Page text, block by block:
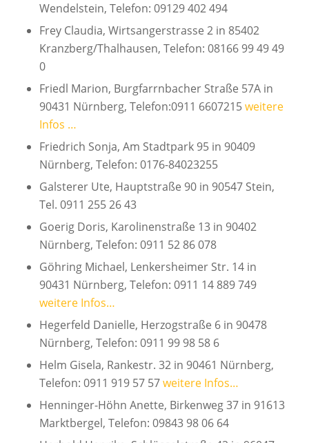
Wendelstein, Telefon: 09129 402 494
Frey Claudia, Wirtsangerstrasse 2 in 85402
Kranzberg/Thalhausen, Telefon: 08166 99 49 49
0
Friedl Marion, Burgfarrnbacher Straße 57A in
90431 Nürnberg, Telefon:0911 6607215weitere
Infos …
Friedrich Sonja, Am Stadtpark 95 in 90409
Nürnberg, Telefon: 0176-84023255
Galsterer Ute, Hauptstraße 90 in 90547 Stein,
Tel. 0911 255 26 43
Goerig Doris, Karolinenstraße 13 in 90402
Nürnberg, Telefon: 0911 52 86 078
Göhring Michael, Lenkersheimer Str. 14 in
90431 Nürnberg, Telefon: 0911 14 889 749
weitere Infos…
Hegerfeld Danielle, Herzogstraße 6 in 90478
Nürnberg, Telefon: 0911 99 98 58 6
Helm Gisela, Rankestr. 32 in 90461 Nürnberg,
Telefon: 0911 919 57 57weitere Infos…
Henninger-Höhn Anette, Birkenweg 37 in 91613
Marktbergel, Telefon: 09843 98 06 64